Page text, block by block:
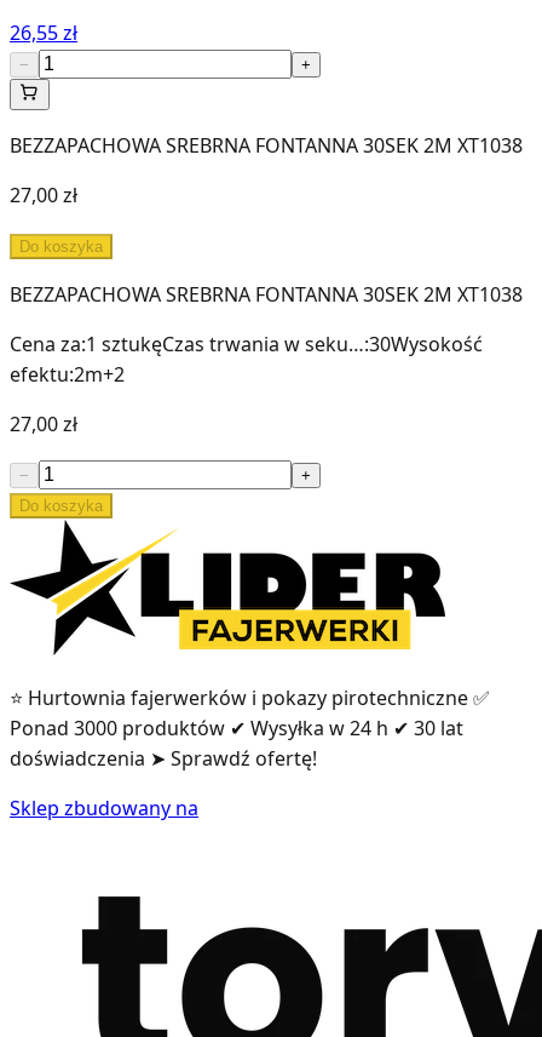
26,55 zł
− +
BEZZAPACHOWA SREBRNA FONTANNA 30SEK 2M XT1038
27,00 zł
Do koszyka
BEZZAPACHOWA SREBRNA FONTANNA 30SEK 2M XT1038
Cena za:1 sztukęCzas trwania w seku…:30Wysokość
efektu:2m+2
27,00 zł
−
+
Do koszyka
⭐ Hurtownia fajerwerków i pokazy pirotechniczne ✅
Ponad 3000 produktów ✔ Wysyłka w 24 h ✔ 30 lat
doświadczenia ➤ Sprawdź ofertę!
Sklep zbudowany na